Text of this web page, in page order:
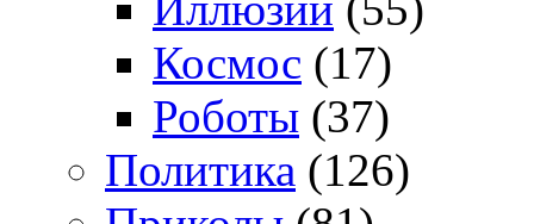
Космос (17)
Роботы (37)
Политика (126)